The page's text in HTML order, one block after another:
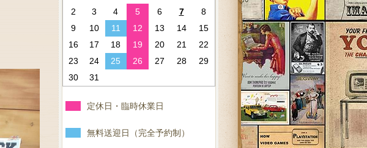
2
3 4 5 6 7
8
9
10 11 12 13 14
15
16
17 18 19 20 21
22
23
24 25 26 27 28
29
30
31
定休日・臨時休業日
無料送迎日（完全予約制）